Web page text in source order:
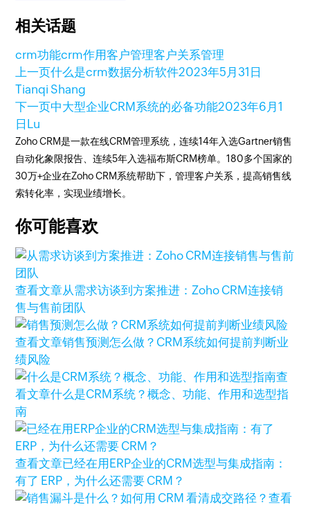
相关话题
crm功能crm作用客户管理客户关系管理
上一页什么是crm数据分析软件2023年5月31日
Tianqi Shang
下一页中大型企业CRM系统的必备功能2023年6月1
日 Lu
Zoho CRM是一款在线CRM管理系统，连续14年入选Gartner销售
自动化象限报告、连续5年入选福布斯CRM榜单。180多个国家的
30万+企业在Zoho CRM系统帮助下，管理客户关系，提高销售线
索转化率，实现业绩增长。
你可能喜欢
查看文章从需求访谈到方案推进：Zoho CRM连接销
售与售前团队
查看文章销售预测怎么做？CRM系统如何提前判断业
绩风险
查
看文章什么是CRM系统？概念、功能、作用和选型指
南
查看文章已经在用ERP企业的CRM选型与集成指南：
有了 ERP，为什么还需要 CRM？
查看